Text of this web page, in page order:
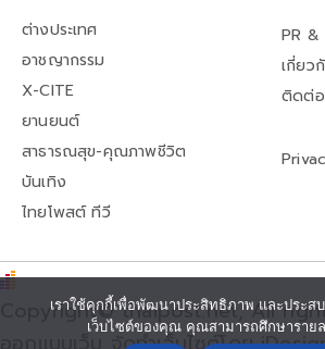
ต่างประเทศ
อาชญากรรม
X-CITE
ยานยนต์
สาธารณสุข-คุณภาพชีวิต
บันเทิง
ไทยโพสต์ ทีวี
PR &
เกี่ยว
ติดต่อ
Copyright© thaipost.net, All
เราใช้คุกกี้เพื่อพัฒนาประสิทธิภาพ และประส
เว็บไซต์ของคุณ คุณสามารถศึกษาราย